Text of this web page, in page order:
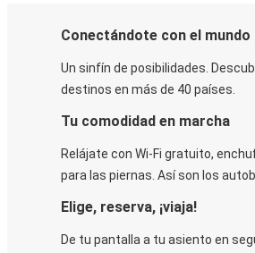
Conectándote con el mundo
Un sinfín de posibilidades.
destinos en más de 40 países.
Tu comodidad en marcha
Relájate con Wi-Fi gratuito,
para las piernas. Así son los
Elige, reserva, ¡viaja!
De tu pantalla a tu asiento en